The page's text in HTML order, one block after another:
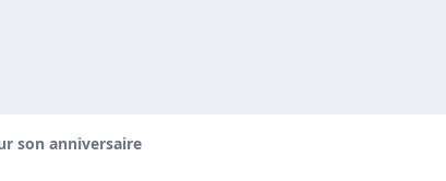
son anniversaire